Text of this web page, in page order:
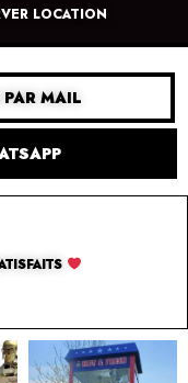
LOCATION
PAR MAIL